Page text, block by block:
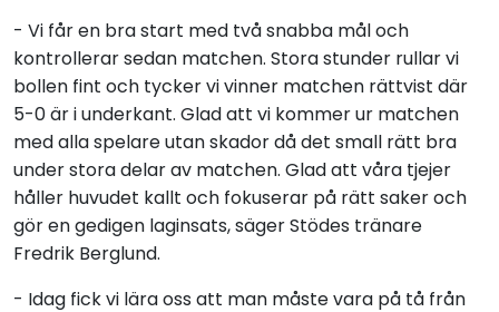
- Vi får en bra start med två snabba mål och
kontrollerar sedan matchen. Stora stunder rullar vi
bollen fint och tycker vi vinner matchen rättvist där
5-0 är i underkant. Glad att vi kommer ur matchen
med alla spelare utan skador då det small rätt bra
under stora delar av matchen. Glad att våra tjejer
håller huvudet kallt och fokuserar på rätt saker och
gör en gedigen laginsats, säger Stödes tränare
Fredrik Berglund.
- Idag fick vi lära oss att man måste vara på tå från